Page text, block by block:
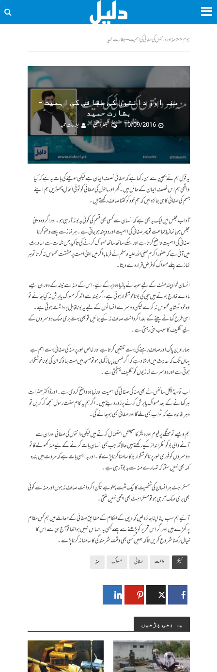
ہوم<<منہ اور دانتوں کی صفائی کی اہمیت – بشارت حمید
منہ اور دانتوں کی صفائی کی اہمیت –
بشارت حمید
10/09/2016
تبصرہ لکھیے بشارت حمید
یہ قول ہم نے بچپن سے سن رکھا ہے کہ صفائی نصف ایمان ہے لیکن سوچنے کی بات یہ ہے کہ کیا
واقعی ہم اس نصف ایمان کے حامل ہیں۔ گھر اور ماحول کی صفائی کو تو فی الحال چھوڑیں ہم اپنے
جسم کی صفائی کا ہی جائزہ لیں کہ ہم خود کو کتنا صاف رکھتے ہیں۔
آداب مجلس میں ایک یہ بھی ہے کہ انسان سے کسی بھی قسم کی کوئی بدبو نہ آ رہی ہو۔ اور اگر وہ دینی
مجلس ہو یا نماز باجماعت تو پھر صفائی کی اہمیت اور دوچند ہو جاتی ہے۔ ہر نماز سے پہلے وضو کرنا
صفائی کی اہمیت واضح کرتا ہے اور اسکے ساتھ ساتھ مسواک کرنے کی تاکید جس شدت سے احادیث
میں آئی ہے کہ حضور اکرم صلی اللہ علیہ و سلم نے فرمایا اگر میں اپنی امت پر مشقت محسوس نہ کرتا تو ہر
نماز سے پہلے مسواک کو فرض قرار دے دیتا۔
انسان خواہ چند منٹ کے لیے سو جائے یا زیادہ دیر کے لیے، اس کے منہ سے نیند کے دوران ایسے
مادے خارج ہوتے ہیں جن کی بو ناخوشگوار ہوتی ہے، اگر نیند سے اٹھ کر مسواک یا برش نہ کیا جائے تو
وہ خود تو شاید محسوس نہ کرے لیکن دوسرے انسانوں کے لیے یہ بو ناقابل برداشت ہوتی ہے۔
اسی طرح کھانے پینے کے بعد اگر دانت صاف نہ کیے جائیں تو بھی بہت بری مہک دوسروں کے
لیے تکلیف کا سبب بنی رہتی ہے۔
ہمارا دین پاک اور صاف رہنے کی بہت تلقین کرتا ہے اور خاص طور پر منہ کی صفائی بہت اہم ہے
یہاں تک کہ حدیث میں ارشاد ہے کہ اگر لہسن یا پیاز کھایا ہو تو مسجد میں مت جاؤ کہ ان کی بو ناخوشگوار
ہوتی ہے اور دوسرے نمازیوں کو تکلیف پہنچتی ہے۔
اب تو میڈیکل سائنس نے بھی منہ کی صفائی کی اہمیت اور زیادہ واضح کر دی ہے۔ اور ڈاکٹر حضرات
ہر کھانے کے بعد مسواک یا برش کرنے پر زور دیتے ہیں۔ اگر ہم یہ کام سنت رسول سمجھ کر کریں تو
دہرا فائدہ ہے کہ ثواب بھی ملے گا اور صفائی بھی ہو جائے گی۔
ہم ویسے تو مہنگے پرفیوم اور دیگر کاسمیٹکس استعمال کرتے ہیں لیکن دانتوں کی صفائی اور ان سے
آنے والی بو کو نظر انداز کیے رکھتے ہیں حالانکہ جب بھی انسان بات کرنے کے لیے منہ کھولے گا تو
دوسروں کو فوری طور پر ناخوشگوار بو کا سامنا کرنا پڑے گا۔ اور یہ ایسی بات ہے کہ مروت میں بندہ
کہہ بھی نہیں سکتا کہ تمہارے منہ سے بدبو آ رہی ہے۔
مسکراہٹ ہر انسان کی شخصیت کا ایک مثبت پہلو ہے لیکن اگر دانت صاف نہ ہوں اور منہ سے کوئی
بھی بری مہک آ رہی ہو تومسکراہٹ بھی اچھی نہیں لگتی۔
آئیے ہم سب اپنا اپنا جائزہ لیں کہ دین کے احکام کے مطابق صفائی کے معاملے میں ہم کس مقام
پر کھڑے ہیں اور اگر اس تحریر کو پڑھنے سے پہلے کبھی یہ احساس نہیں ہوا تھا تو آج ہی سےاس کا
خیال رکھنا شروع کریں تاکہ ہمیں کسی بھی وقت شرمندگی کا سامنا نہ کرنا پڑے۔
ٹیگز دانت صفائی مسواک منہ
یہ بھی پڑھیں